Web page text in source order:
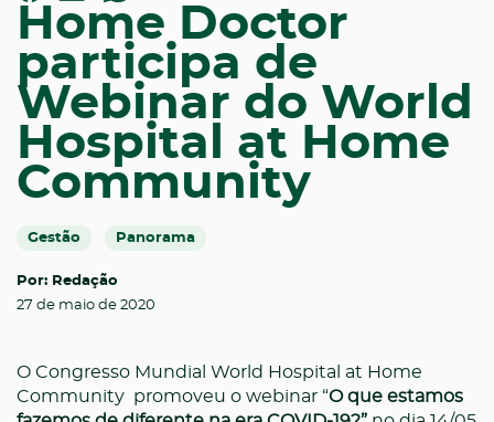
Home Doctor
participa de
Webinar do World
Hospital at Home
Community
Gestão Panorama
Por: Redação
27 de maio de 2020
O Congresso Mundial World Hospital at Home
Community promoveu o webinar “O que estamos